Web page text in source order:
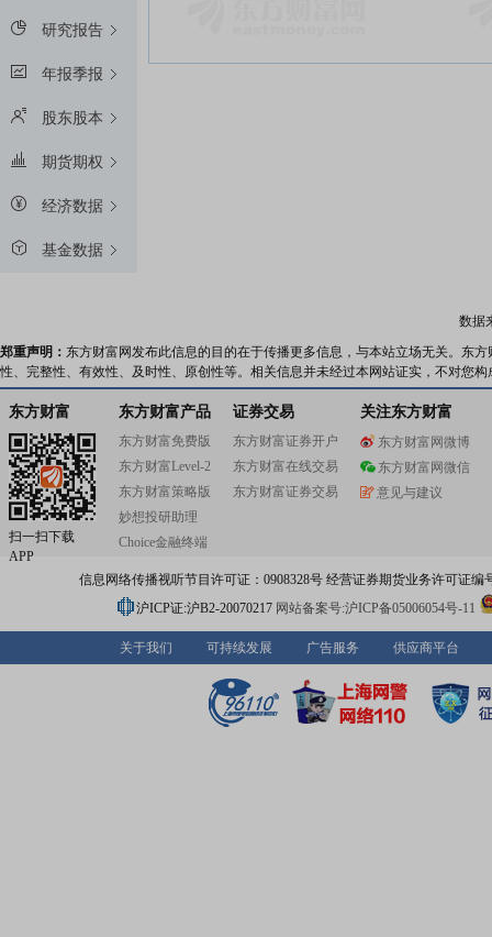
研究报告
年报季报
股东股本
期货期权
经济数据
基金数据
数据
郑重声明： 东方财富网发布此信息的目的在于传播更多信息，与本站立场无关。东
性、完整性、有效性、及时性、原创性等。相关信息并未经过本网站证实，不对您
东方财富
扫一扫下载
APP
东方财富产品
东方财富免费版
东方财富Level-2
东方财富策略版
妙想投研助理
Choice金融终端
证券交易
东方财富证券开户
东方财富在线交易
东方财富证券交易
关注东方财富
东方财富网微博
东方财富网微信
意见与建议
信息网络传播视听节目许可证：0908328号 经营证券期货业务许可证编
沪ICP证:沪B2-20070217 网站备案号:沪ICP备05006054号-11
关于我们 可持续发展 广告服务 供应商平台